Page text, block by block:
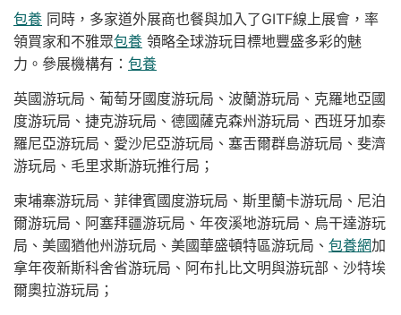
包養 同時，多家道外展商也餐與加入了GITF線上展會，率
領買家和不雅眾包養 領略全球游玩目標地豐盛多彩的魅
力。參展機構有： 包養
英國游玩局、葡萄牙國度游玩局、波蘭游玩局、克羅地亞國
度游玩局、捷克游玩局、德國薩克森州游玩局、西班牙加泰
羅尼亞游玩局、愛沙尼亞游玩局、塞舌爾群島游玩局、斐濟
游玩局、毛里求斯游玩推行局；
柬埔寨游玩局、菲律賓國度游玩局、斯里蘭卡游玩局、尼泊
爾游玩局、阿塞拜疆游玩局、年夜溪地游玩局、烏干達游玩
局、美國猶他州游玩局、美國華盛頓特區游玩局、 包養網加
拿年夜新斯科舍省游玩局、阿布扎比文明與游玩部、沙特埃
爾奧拉游玩局；